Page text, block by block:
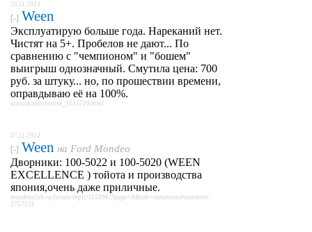
26.11.2014
[-] Ween
Эксплуатирую больше года. Нареканий нет.
Чистят на 5+. Пробелов не дают... По
сравнению с "чемпионом" и "бошем"
выигрыш однозначный. Смутила цена: 700
руб. за штуку... но, по прошествии времени,
оправдываю её на 100%.
otzovik.com/review_1531720.html
07.11.2014
[-] Ween на Ford Mondeo
Дворники: 100-5022 и 100-5020 (WEEN
EXCELLENCE ) тойота и производства
япония,очень даже приличные.
mondeoclub.ru/forum/topic/115896/?page=8&tab=comments#comment-
2757531